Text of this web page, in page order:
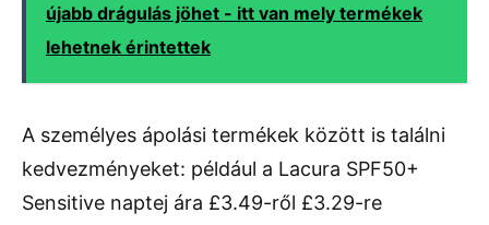
újabb drágulás jöhet - itt van mely termékek
lehetnek érintettek
A személyes ápolási termékek között is találni
kedvezményeket: például a Lacura SPF50+
Sensitive naptej ára £3.49-ről £3.29-re